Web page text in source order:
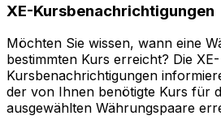
XE-Kursbenachrichtigungen
Möchten Sie wissen, wann eine
bestimmten Kurs erreicht? Die XE-
Kursbenachrichtigungen
der von Ihnen benötigte Kurs für
ausgewählten Währungspaare